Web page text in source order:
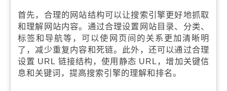
首先，合理的网站结构可以让搜索引擎更好地抓取
和理解网站内容。通过合理设置网站目录、分类、
标签和导航等，可以使网页间的关系更加清晰明
了，减少重复内容和死链。此外，还可以通过合理
设置 URL 链接结构，使用静态 URL，增加关键信
息和关键词，提高搜索引擎的理解和排名。